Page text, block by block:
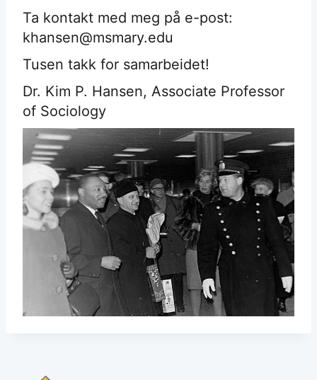
Ta kontakt med meg på e-post:
khansen@msmary.edu
Tusen takk for samarbeidet!
Dr. Kim P. Hansen, Associate Professor
of Sociology